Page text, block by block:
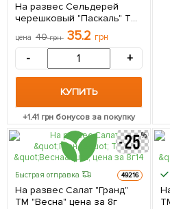
На развес Сельдерей
черешковый "Паскаль" ТМ
"Весна" цена за 2г
цена 40грн 35.2 грн
- +
КУПИТЬ
+1.41 грн бонусов за покупку
Быстрая отправка 49216
На развес Салат "Гранд"
ТМ "Весна" цена за 8г